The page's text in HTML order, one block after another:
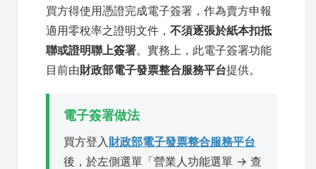
買方得使用憑證完成電子簽署，作為賣方申報
適用零稅率之證明文件， 不須逐張於紙本扣抵
聯或證明聯上簽署。實務上，此電子簽署功能
目前由財政部電子發票整合服務平台提供。
電子簽署做法
買方登入 財政部電子發票整合服務平台
後，於左側選單「營業人功能選單 → 查